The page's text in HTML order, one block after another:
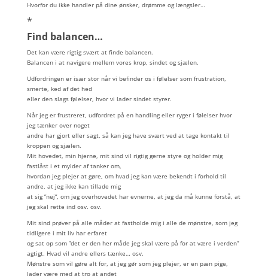
Hvorfor du ikke handler på dine ønsker, drømme og længsler…
*
Find balancen…
Det kan være rigtig svært at finde balancen.
Balancen i at navigere mellem vores krop, sindet og sjælen.
Udfordringen er især stor når vi befinder os i følelser som frustration,
smerte, ked af det hed
eller den slags følelser, hvor vi lader sindet styrer.
Når jeg er frustreret, udfordret på en handling eller ryger i følelser hvor
jeg tænker over noget
andre har gjort eller sagt, så kan jeg have svært ved at tage kontakt til
kroppen og sjælen.
Mit hovedet, min hjerne, mit sind vil rigtig gerne styre og holder mig
fastlåst i et mylder af tanker om,
hvordan jeg plejer at gøre, om hvad jeg kan være bekendt i forhold til
andre, at jeg ikke kan tillade mig
at sig ”nej”, om jeg overhovedet har evnerne, at jeg da må kunne forstå, at
jeg skal rette ind osv. osv.
Mit sind prøver på alle måder at fastholde mig i alle de mønstre, som jeg
tidligere i mit liv har erfaret
og sat op som ”det er den her måde jeg skal være på for at være i verden”
agtigt. Hvad vil andre ellers tænke… osv.
Mønstre som vil gøre alt for, at jeg gør som jeg plejer, er en pæn pige,
lader være med at tro at andet